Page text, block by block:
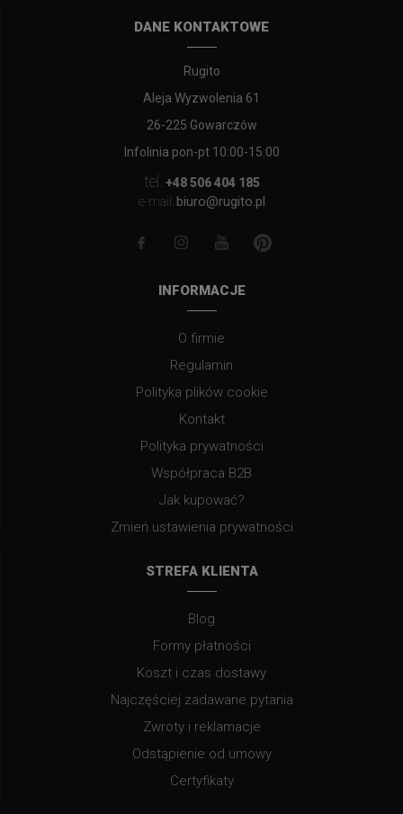
DANE KONTAKTOWE
Rugito
Aleja Wyzwolenia 61
26-225 Gowarczów
Infolinia pon-pt 10:00-15:00
tel. +48 506 404 185
e-mail: biuro@rugito.pl
INFORMACJE
O firmie
Regulamin
Polityka plików cookie
Kontakt
Polityka prywatności
Współpraca B2B
Jak kupować?
Zmień ustawienia prywatności
STREFA KLIENTA
Blog
Formy płatności
Koszt i czas dostawy
Najczęściej zadawane pytania
Zwroty i reklamacje
Odstąpienie od umowy
Certyfikaty